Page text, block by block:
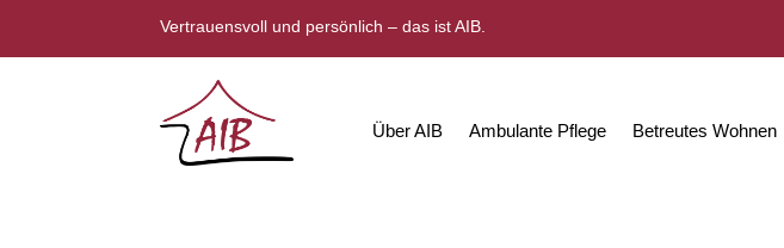
Vertrauensvoll und persönlich – das ist AIB.
Über AIB Ambulante Pflege Betreutes Wohnen